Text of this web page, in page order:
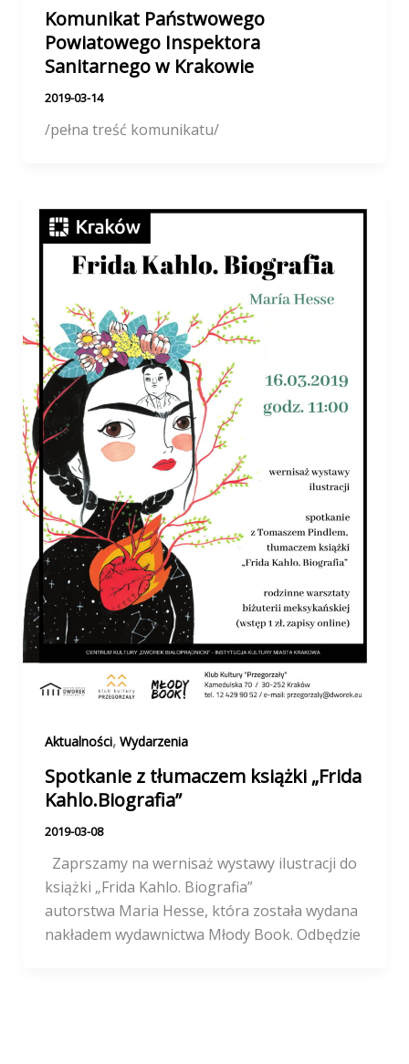
Komunikat Państwowego
Powiatowego Inspektora
Sanitarnego w Krakowie
2019-03-14
/pełna treść komunikatu/
Aktualności, Wydarzenia
Spotkanie z tłumaczem książki „Frida
Kahlo.Biografia”
2019-03-08
Zaprszamy na wernisaż wystawy ilustracji do
książki „Frida Kahlo. Biografia”
autorstwa Maria Hesse, która została wydana
nakładem wydawnictwa Młody Book. Odbędzie